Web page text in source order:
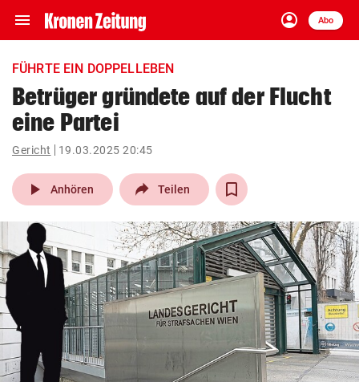
menu Navigation
ein-/ausklappen
account_circle
Anmelden
Abo
close Schließen
account_circle Anmelden
pin_drop
Wien arrow_right
bookmark
search
Suchbegriff
eingeben
© Krone Multimedia GmbH & Co KG 2026
FÜHRTE EIN DOPPELLEBEN
Betrüger gründete auf der Flucht
eine Partei
Gericht 19.03.2025 20:45
play_arrow Anhören Teilen